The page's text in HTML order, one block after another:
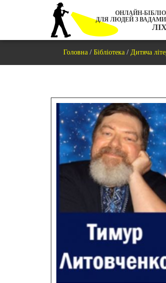
ОНЛАЙН-
ДЛЯ ЛЮДЕЙ З ВАДАМИ
Головна / Бібліотека / Дитяча